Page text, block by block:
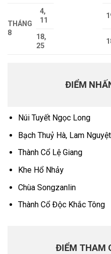
THÁNG
8
4,
11
18,
25
ĐIỂM
Núi Tuyết Ngọc Long
Bạch Thuỷ Hà, Lam
Thành Cổ Lệ Giang
Khe Hổ Nhảy
Chùa Songzanlin
Thành Cổ Độc Khắc Tông
ĐIỂM THAM